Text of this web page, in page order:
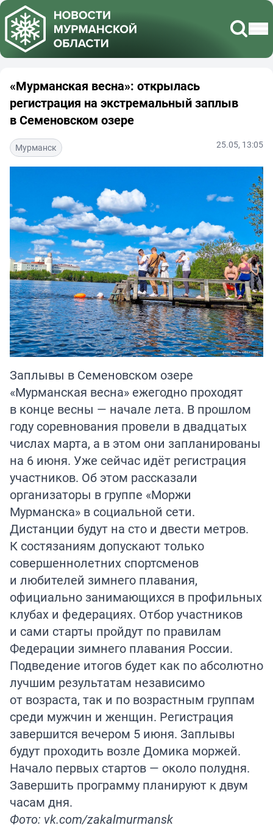
«Мурманская весна»: открылась
регистрация на экстремальный заплыв
в Семеновском озере
Мурманск 25.05, 13:05
Заплывы в Семеновском озере
«Мурманская весна» ежегодно проходят
в конце весны — начале лета. В прошлом
году соревнования провели в двадцатых
числах марта, а в этом они запланированы
на 6 июня. Уже сейчас идёт регистрация
участников. Об этом рассказали
организаторы в группе «Моржи
Мурманска» в социальной сети.
Дистанции будут на сто и двести метров.
К состязаниям допускают только
совершеннолетних спортсменов
и любителей зимнего плавания,
официально занимающихся в профильных
клубах и федерациях. Отбор участников
и сами старты пройдут по правилам
Федерации зимнего плавания России.
Подведение итогов будет как по абсолютно
лучшим результатам независимо
от возраста, так и по возрастным группам
среди мужчин и женщин. Регистрация
завершится вечером 5 июня. Заплывы
будут проходить возле Домика моржей.
Начало первых стартов — около полудня.
Завершить программу планируют к двум
часам дня.
Фото: vk.com/zakalmurmansk